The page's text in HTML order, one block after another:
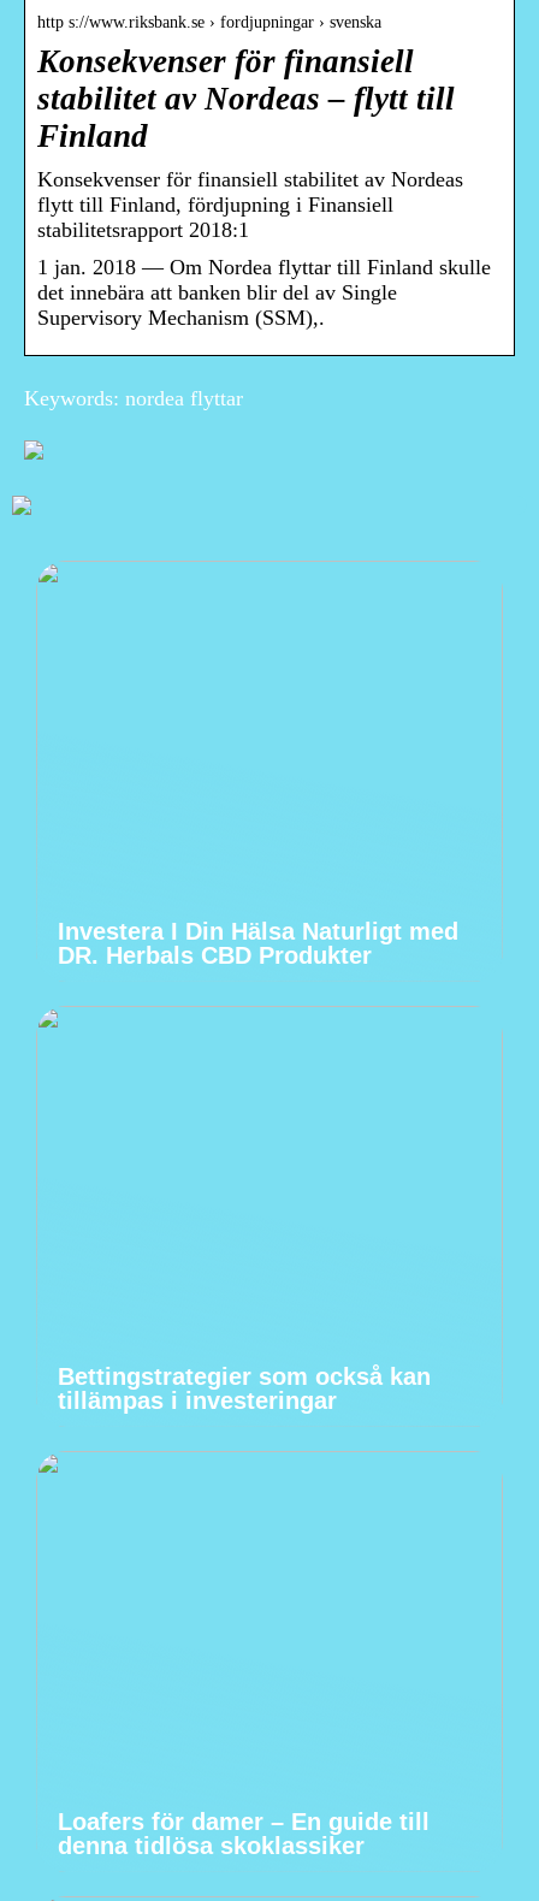
http s://www.riksbank.se › fordjupningar › svenska
Konsekvenser för finansiell
stabilitet av Nordeas – flytt till
Finland
Konsekvenser för finansiell stabilitet av Nordeas
flytt till Finland, fördjupning i Finansiell
stabilitetsrapport 2018:1
1 jan. 2018 — Om Nordea flyttar till Finland skulle
det innebära att banken blir del av Single
Supervisory Mechanism (SSM),.
Keywords: nordea flyttar
Investera I Din Hälsa Naturligt med
DR. Herbals CBD Produkter
Bettingstrategier som också kan
tillämpas i investeringar
Loafers för damer – En guide till
denna tidlösa skoklassiker